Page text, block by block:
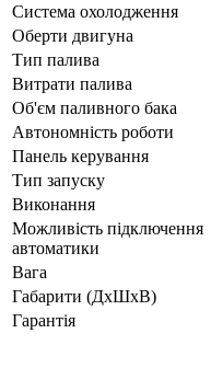
Система охолодження
Оберти двигуна
Тип палива
Витрати палива
Об'єм паливного бака
Автономність роботи
Панель керування
Тип запуску
Виконання
Можливість підключення
автоматики
Вага
Габарити (ДхШхВ)
Гарантія